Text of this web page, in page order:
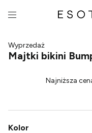
Wyprzedaż
Majtki bikini
Najniższa
Kolor